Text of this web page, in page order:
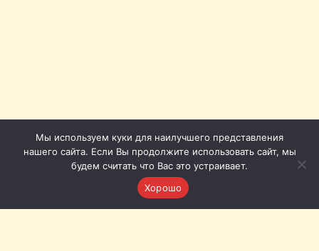
Мы используем куки для наилучшего представления
нашего сайта. Если Вы продолжите использовать сайт, мы
будем считать что Вас это устраивает.
Хорошо